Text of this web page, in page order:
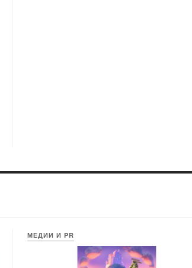
МЕДИИ И PR